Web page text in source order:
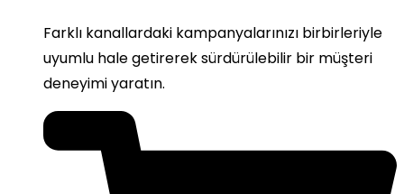
Farklı kanallardaki kampanyalarınızı birbirleriyle
uyumlu hale getirerek sürdürülebilir bir müşteri
deneyimi yaratın.